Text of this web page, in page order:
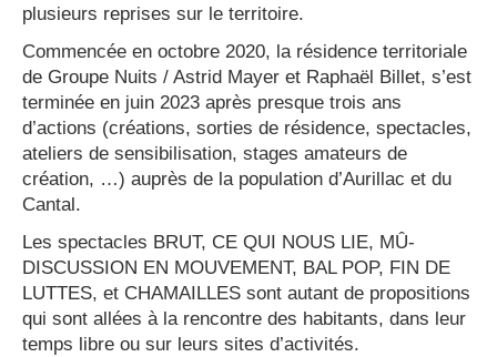
plusieurs reprises sur le territoire.
Commencée en octobre 2020, la résidence territoriale
de Groupe Nuits / Astrid Mayer et Raphaël Billet, s’est
terminée en juin 2023 après presque trois ans
d’actions (créations, sorties de résidence, spectacles,
ateliers de sensibilisation, stages amateurs de
création, …) auprès de la population d’Aurillac et du
Cantal.
Les spectacles BRUT, CE QUI NOUS LIE, MÛ-
DISCUSSION EN MOUVEMENT, BAL POP, FIN DE
LUTTES, et CHAMAILLES sont autant de propositions
qui sont allées à la rencontre des habitants, dans leur
temps libre ou sur leurs sites d’activités.